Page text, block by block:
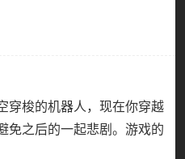
穿梭的机器人，现在你穿越
免之后的一起悲剧。游戏的